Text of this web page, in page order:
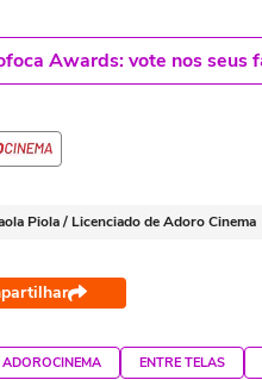
Awards: vote nos seus
Piola / Licenciado de Adoro Cinema
ADOROCINEMA ENTRE TELAS